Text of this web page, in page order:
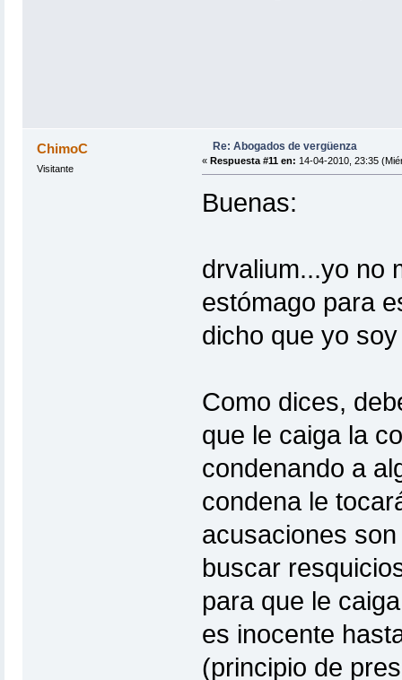
ChimoC
Visitante
Re: Abogados de vergüenza
« Respuesta #11 en: 14-04-2010, 23:35
Buenas:
drvalium...yo no
estómago para
dicho que yo
Como dices,
que le caiga la
condenando a
condena le
acusaciones
buscar
para que le
es inocente
(principio de